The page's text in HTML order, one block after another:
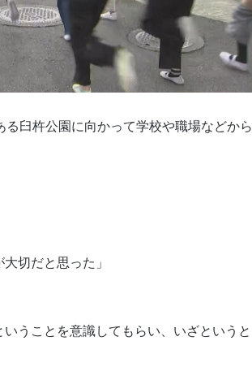
臼杵公園に向かって学校や職場などから
切だと思った」
うことを意識してもらい、いざというと